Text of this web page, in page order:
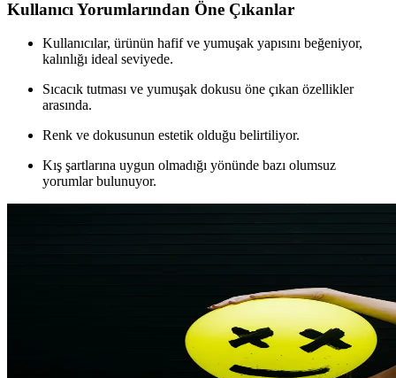
Kullanıcı Yorumlarından Öne Çıkanlar
Kullanıcılar, ürünün hafif ve yumuşak yapısını beğeniyor,
kalınlığı ideal seviyede.
Sıcacık tutması ve yumuşak dokusu öne çıkan özellikler
arasında.
Renk ve dokusunun estetik olduğu belirtiliyor.
Kış şartlarına uygun olmadığı yönünde bazı olumsuz
yorumlar bulunuyor.